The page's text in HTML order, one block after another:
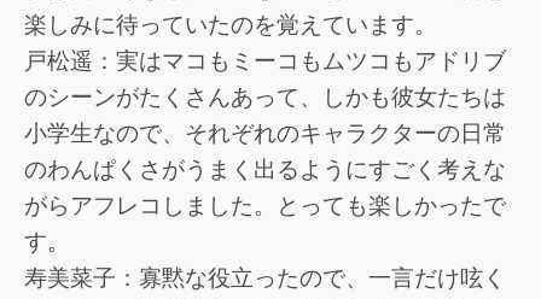
楽しみに待っていたのを覚えています。
戸松遥：実はマコもミーコもムツコもアドリブ
のシーンがたくさんあって、しかも彼女たちは
小学生なので、それぞれのキャラクターの日常
のわんぱくさがうまく出るようにすごく考えな
がらアフレコしました。とっても楽しかったで
す。
寿美菜子：寡黙な役立ったので、一言だけ呟く